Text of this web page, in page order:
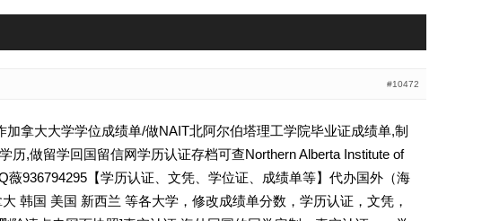
#10472
加拿大大学学位成绩单/做NAIT北阿尔伯塔理工学院毕业证成绩单,制
历,做留学回国留信网学历认证存档可查Northern Alberta Institute of
薇936794295【学历认证、文凭、学位证、成绩单等】代办国外（海
韩国 美国 新西兰 等各大学，修改成绩单分数，学历认证，文凭，